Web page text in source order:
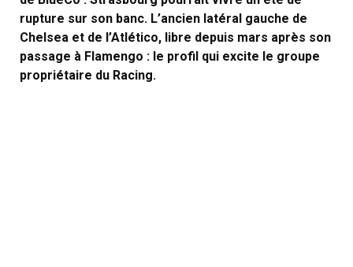
rupture sur son banc. L’ancien latéral gauche de
Chelsea et de l’Atlético, libre depuis mars après son
passage à Flamengo : le profil qui excite le groupe
propriétaire du Racing.